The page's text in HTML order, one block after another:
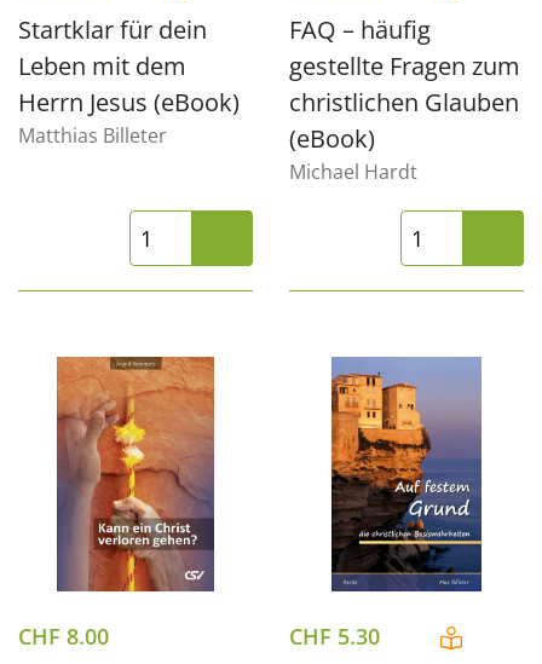
Startklar für dein
Leben mit dem
Herrn Jesus (eBook)
Matthias Billeter
FAQ – häufig
gestellte Fragen zum
christlichen Glauben
(eBook)
Michael Hardt
CHF 8.00 CHF 5.30